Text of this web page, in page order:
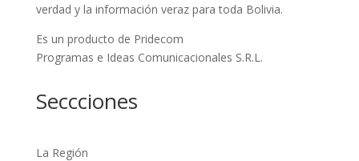
verdad y la información veraz para toda Bolivia.
Es un producto de Pridecom
Programas e Ideas Comunicacionales S.R.L.
Seccciones
La Región